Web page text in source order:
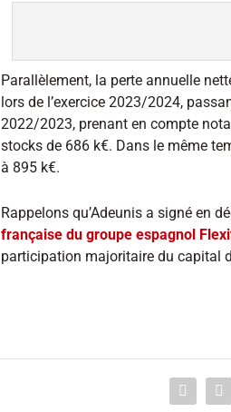
Parallèlement, la perte annuelle
lors de l’exercice 2023/2024,
2022/2023, prenant en compte
stocks de 686 k€. Dans le même
à 895 k€.
Rappelons qu’Adeunis a signé en
française du groupe espagnol
participation majoritaire du capital